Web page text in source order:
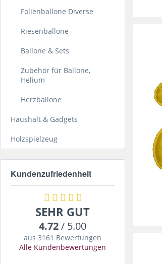
Folienballone Diverse
Riesenballone
Ballone & Sets
Zubehör für Ballone,
Helium
Herzballone
Haushalt & Gadgets
Holzspielzeug
Kundenzufriedenheit
SEHR GUT
4.72/ 5.00
aus 3161 Bewertungen
Alle Kundenbewertungen